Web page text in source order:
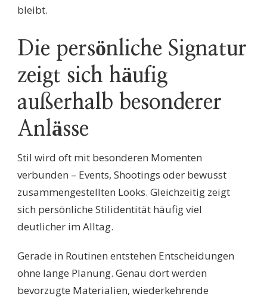
bleibt.
Die persönliche Signatur
zeigt sich häufig
außerhalb besonderer
Anlässe
Stil wird oft mit besonderen Momenten
verbunden – Events, Shootings oder bewusst
zusammengestellten Looks. Gleichzeitig zeigt
sich persönliche Stilidentität häufig viel
deutlicher im Alltag.
Gerade in Routinen entstehen Entscheidungen
ohne lange Planung. Genau dort werden
bevorzugte Materialien, wiederkehrende